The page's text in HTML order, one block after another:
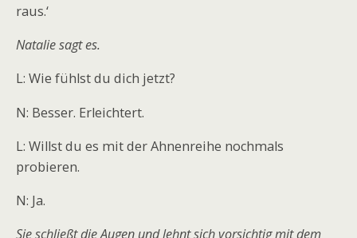
raus.‘
Natalie sagt es.
L: Wie fühlst du dich jetzt?
N: Besser. Erleichtert.
L: Willst du es mit der Ahnenreihe nochmals
probieren.
N: Ja.
Sie schließt die Augen und lehnt sich vorsichtig mit dem